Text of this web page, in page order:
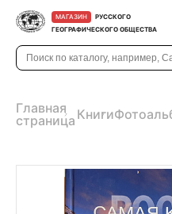
МАГАЗИН
РУССКОГО
ГЕОГРАФИЧЕСКОГО ОБЩЕСТВА
Главная
страница Книги